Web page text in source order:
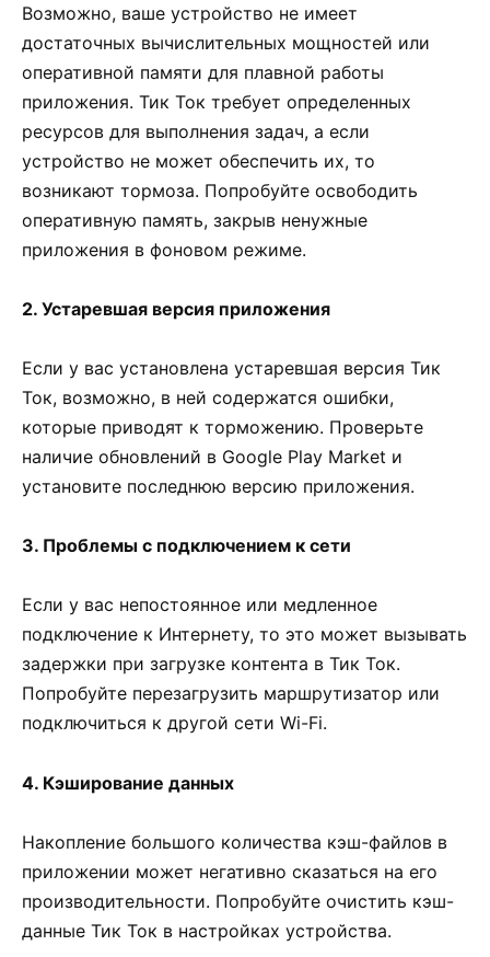
Возможно, ваше устройство не имеет
достаточных вычислительных мощностей или
оперативной памяти для плавной работы
приложения. Тик Ток требует определенных
ресурсов для выполнения задач, а если
устройство не может обеспечить их, то
возникают тормоза. Попробуйте освободить
оперативную память, закрыв ненужные
приложения в фоновом режиме.
2. Устаревшая версия приложения
Если у вас установлена устаревшая версия Тик
Ток, возможно, в ней содержатся ошибки,
которые приводят к торможению. Проверьте
наличие обновлений в Google Play Market и
установите последнюю версию приложения.
3. Проблемы с подключением к сети
Если у вас непостоянное или медленное
подключение к Интернету, то это может вызывать
задержки при загрузке контента в Тик Ток.
Попробуйте перезагрузить маршрутизатор или
подключиться к другой сети Wi-Fi.
4. Кэширование данных
Накопление большого количества кэш-файлов в
приложении может негативно сказаться на его
производительности. Попробуйте очистить кэш-
данные Тик Ток в настройках устройства.